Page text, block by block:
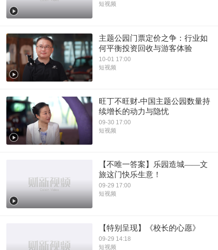
短视频
主题公园门票定价之争：行业如
何平衡投资回收与游客体验
10-01 17:00
短视频
旺丁不旺财-中国主题公园数量持
续增长的动力与隐忧
09-30 17:00
短视频
【不唯一答案】乐园造城——文
旅这门快乐生意！
09-29 17:00
短视频
【特别呈现】《校长的心愿》
09-29 14:18
短视频